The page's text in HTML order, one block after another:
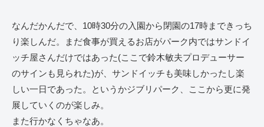
なんだかんだで、10時30分の入園から閉園の17時まできっち
り楽しんだ。まだ食事が買えるお店がパーク内ではサンドイ
ッチ屋さんだけではあった(ここで鈴木敏夫プロデューサー
のサインも見られた)が、サンドイッチも美味しかったし楽
しい一日であった。というかジブリパーク、ここから更に発
展していくのが楽しみ。
また行かなくちゃなあ。